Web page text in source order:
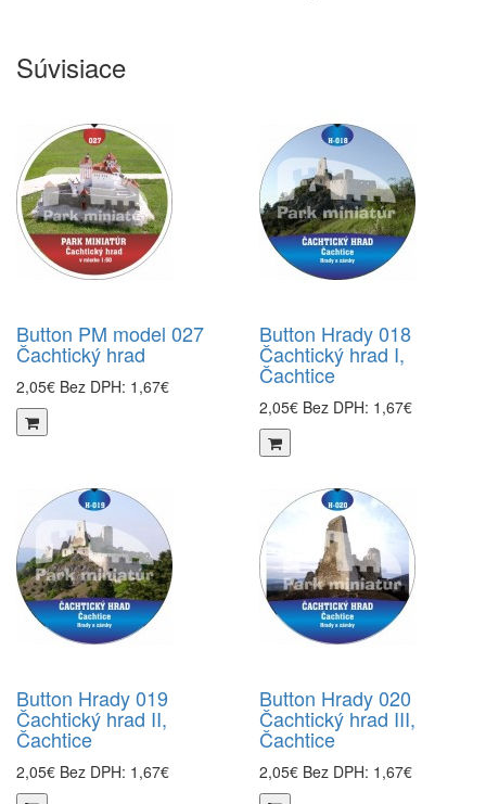
Súvisiace
Button PM model 027
Čachtický hrad
2,05€ Bez DPH: 1,67€
Button Hrady 018
Čachtický hrad I,
Čachtice
2,05€ Bez DPH: 1,67€
Button Hrady 019
Čachtický hrad II,
Čachtice
2,05€ Bez DPH: 1,67€
Button Hrady 020
Čachtický hrad III,
Čachtice
2,05€ Bez DPH: 1,67€